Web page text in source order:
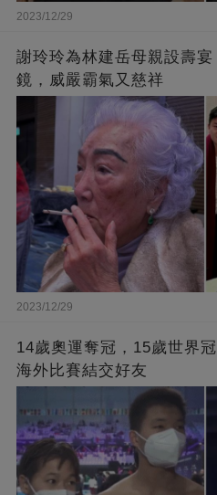
2023/12/29
謝玲玲為林建岳母親設壽
鏡，威嚴霸氣又慈祥
2023/12/29
14歲奧運奪冠，15歲世界
海外比賽結交好友